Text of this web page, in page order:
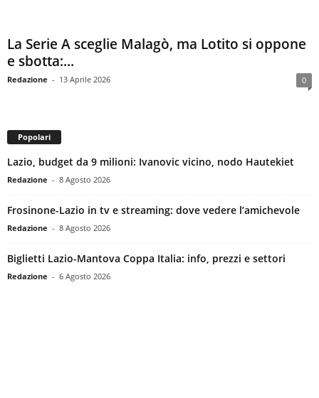
La Serie A sceglie Malagò, ma Lotito si oppone
e sbotta:...
Redazione - 13 Aprile 2026 0
Popolari
Lazio, budget da 9 milioni: Ivanovic vicino, nodo Hautekiet
Redazione - 8 Agosto 2026
Frosinone-Lazio in tv e streaming: dove vedere l’amichevole
Redazione - 8 Agosto 2026
Biglietti Lazio-Mantova Coppa Italia: info, prezzi e settori
Redazione - 6 Agosto 2026